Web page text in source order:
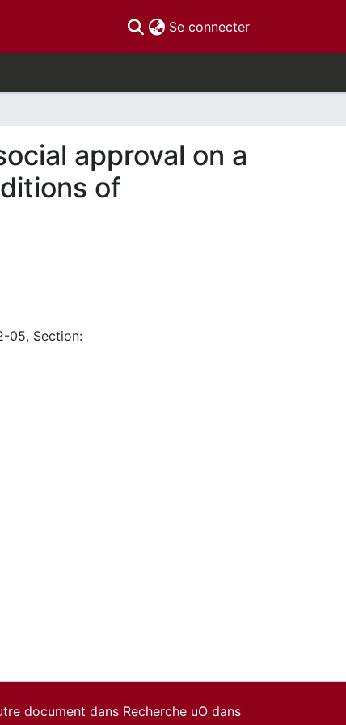
Se connecter(current)
approval on a
of
05, Section:
document dans Recherche uO dans